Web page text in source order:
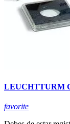
LEUCHTTURM
favorite